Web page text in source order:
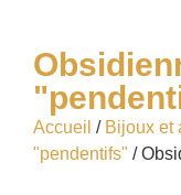
Accueil / Bijoux et
"pendentifs" /